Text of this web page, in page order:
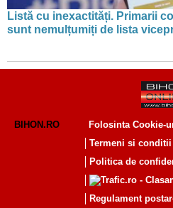
Listă cu inexactități. Primarii
sunt nemulțumiți de lista
BIHON.RO
Folosinta Cookie-
Termeni si
Politica de
Regulament